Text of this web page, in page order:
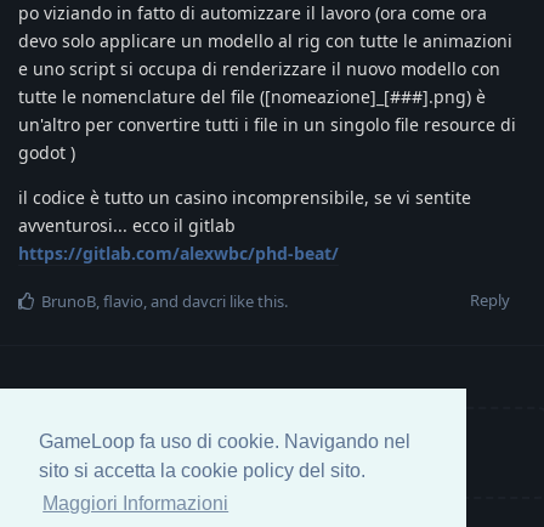
GameLoop fa uso di cookie. Navigando nel
sito si accetta la cookie policy del sito.
Maggiori Informazioni
po viziando in fatto di automizzare il lavoro (ora come ora
devo solo applicare un modello al rig con tutte le animazioni
e uno script si occupa di renderizzare il nuovo modello con
tutte le nomenclature del file ([nomeazione]_[###].png) è
un'altro per convertire tutti i file in un singolo file resource di
godot )
il codice è tutto un casino incomprensibile, se vi sentite
avventurosi... ecco il gitlab
https://gitlab.com/alexwbc/phd-beat/
Reply
BrunoB,flavio, and davcri like this.
Write a Reply...